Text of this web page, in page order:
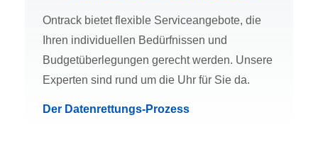
Ontrack bietet flexible Serviceangebote, die
Ihren individuellen Bedürfnissen und
Budgetüberlegungen gerecht werden. Unsere
Experten sind rund um die Uhr für Sie da.
Der Datenrettungs-Prozess